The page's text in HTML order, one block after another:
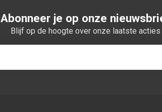
Abonneer je op onze
Blijf op de hoogte over onze laatste acties